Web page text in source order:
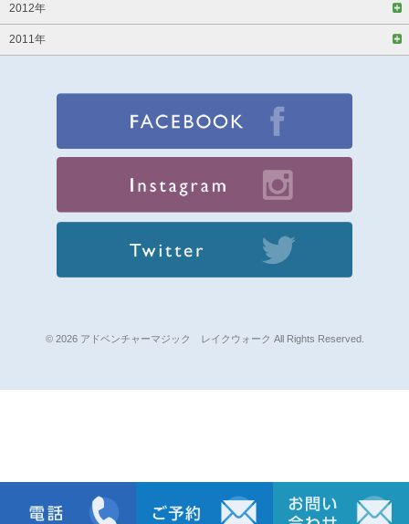
2012年
2011年
© 2026 アドベンチャーマジック レイクウォーク All Rights Reserved.